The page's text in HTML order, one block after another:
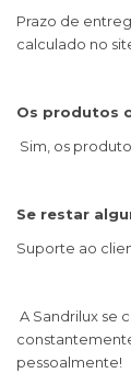
Prazo de
calculado no
Os produtos
Sim, os
Se restar
Suporte ao
A Sandrilux se
pessoalmente!